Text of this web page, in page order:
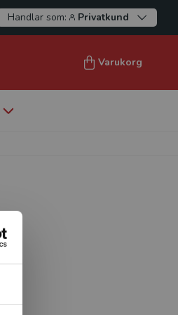
Handlar som: Privatkund
Varukorg